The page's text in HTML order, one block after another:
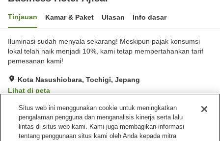
Tinjauan Kamar & Paket Ulasan Info dasar
Iluminasi sudah menyala sekarang! Meskipun pajak konsumsi
lokal telah naik menjadi 10%, kami tetap mempertahankan tarif
pemesanan kami!
Kota Nasushiobara, Tochigi, Jepang
Lihat di peta
Sangat baik Ulasan: 203
Fasilitas properti
Situs web ini menggunakan cookie untuk meningkatkan
pengalaman pengguna dan menganalisis kinerja serta lalu
lintas di situs web kami. Kami juga membagikan informasi
tentang penggunaan situs kami oleh Anda kepada mitra